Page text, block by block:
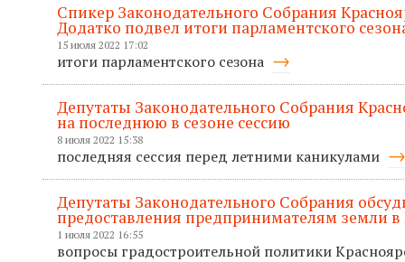
Спикер Законодательного Собрания
Додатко подвел итоги парламентского
15 июля 2022 17:02
итоги парламентского сезона
Депутаты Законодательного Собрания
на последнюю в сезоне сессию
8 июля 2022 15:38
последняя сессия перед летними каникулами
Депутаты Законодательного Собрания
предоставления предпринимателям земли в
1 июля 2022 16:55
вопросы градостроительной политики